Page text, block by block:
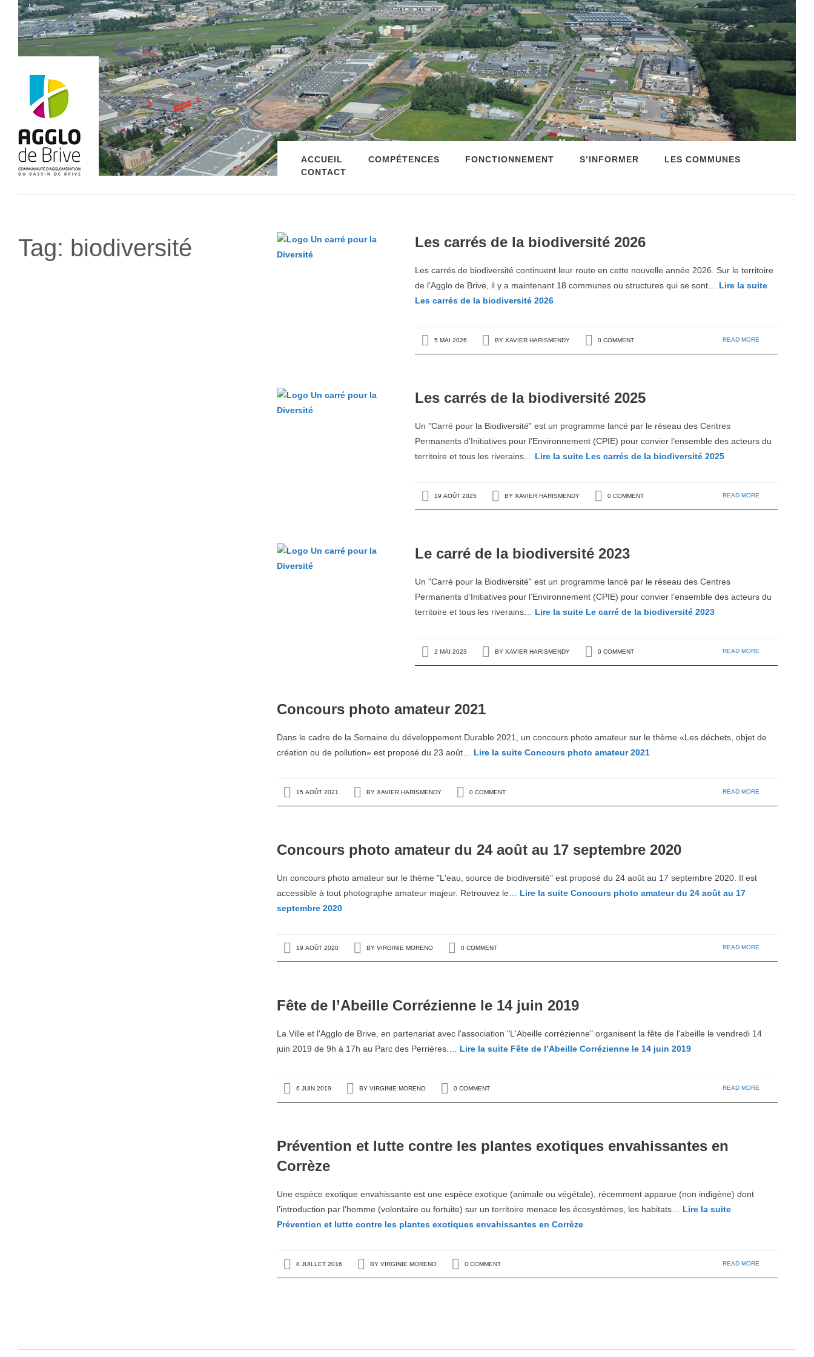
ACCUEIL COMPÉTENCES FONCTIONNEMENT S’INFORMER
LES COMMUNES
CONTACT
Tag: biodiversité Les carrés de la biodiversité 2026
Les carrés de biodiversité continuent leur route en cette nouvelle année 2026. Sur le territoire
de l’Agglo de Brive, il y a maintenant 18 communes ou structures qui se sont… Lire la suite
Les carrés de la biodiversité 2026
5 MAI 2026 BYXAVIER HARISMENDY 0 COMMENT READ MORE
Les carrés de la biodiversité 2025
Un "Carré pour la Biodiversité" est un programme lancé par le réseau des Centres
Permanents d’Initiatives pour l’Environnement (CPIE) pour convier l’ensemble des acteurs du
territoire et tous les riverains… Lire la suite Les carrés de la biodiversité 2025
19 AOÛT 2025 BYXAVIER HARISMENDY 0 COMMENT READ MORE
Le carré de la biodiversité 2023
Un "Carré pour la Biodiversité" est un programme lancé par le réseau des Centres
Permanents d’Initiatives pour l’Environnement (CPIE) pour convier l’ensemble des acteurs du
territoire et tous les riverains… Lire la suite Le carré de la biodiversité 2023
2 MAI 2023 BYXAVIER HARISMENDY 0 COMMENT READ MORE
Concours photo amateur 2021
Dans le cadre de la Semaine du développement Durable 2021, un concours photo amateur sur le thème «Les déchets, objet de
création ou de pollution» est proposé du 23 août… Lire la suite Concours photo amateur 2021
15 AOÛT 2021 BYXAVIER HARISMENDY 0 COMMENT READ MORE
Concours photo amateur du 24 août au 17 septembre 2020
Un concours photo amateur sur le thème "L'eau, source de biodiversité" est proposé du 24 août au 17 septembre 2020. Il est
accessible à tout photographe amateur majeur. Retrouvez le… Lire la suite Concours photo amateur du 24 août au 17
septembre 2020
19 AOÛT 2020 BYVIRGINIE MORENO 0 COMMENT READ MORE
Fête de l’Abeille Corrézienne le 14 juin 2019
La Ville et l'Agglo de Brive, en partenariat avec l'association "L'Abeille corrézienne" organisent la fête de l'abeille le vendredi 14
juin 2019 de 9h à 17h au Parc des Perrières.… Lire la suite Fête de l’Abeille Corrézienne le 14 juin 2019
6 JUIN 2019 BYVIRGINIE MORENO 0 COMMENT READ MORE
Prévention et lutte contre les plantes exotiques envahissantes en
Corrèze
Une espèce exotique envahissante est une espèce exotique (animale ou végétale), récemment apparue (non indigène) dont
l’introduction par l’homme (volontaire ou fortuite) sur un territoire menace les écosystèmes, les habitats… Lire la suite
Prévention et lutte contre les plantes exotiques envahissantes en Corrèze
8 JUILLET 2016 BYVIRGINIE MORENO 0 COMMENT READ MORE